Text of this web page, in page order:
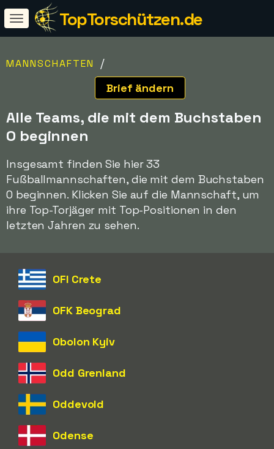
TopTorschützen.de
MANNSCHAFTEN
/
Brief ändern
Alle Teams, die mit dem Buchstaben
O beginnen
Insgesamt finden Sie hier 33
Fußballmannschaften, die mit dem Buchstaben
O beginnen. Klicken Sie auf die Mannschaft, um
ihre Top-Torjäger mit Top-Positionen in den
letzten Jahren zu sehen.
OFI Crete
OFK Beograd
Obolon Kyiv
Odd Grenland
Oddevold
Odense